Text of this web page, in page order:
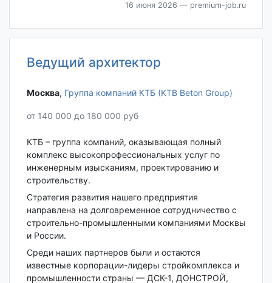
16 июня 2026 — premium-job.ru
Ведущий архитектор
Москва‎, Группа компаний КТБ (KTB Beton Group)
от 140 000 до 180 000 руб
КТБ – группа компаний, оказывающая полный
комплекс высокопрофессиональных услуг по
инженерным изысканиям, проектированию и
строительству.
Стратегия развития нашего предприятия
направлена на долговременное сотрудничество с
строительно-промышленными компаниями Москвы
и России.
Среди наших партнеров были и остаются
известные корпорации-лидеры стройкомплекса и
промышленности страны — ДСК-1, ДОНСТРОЙ,